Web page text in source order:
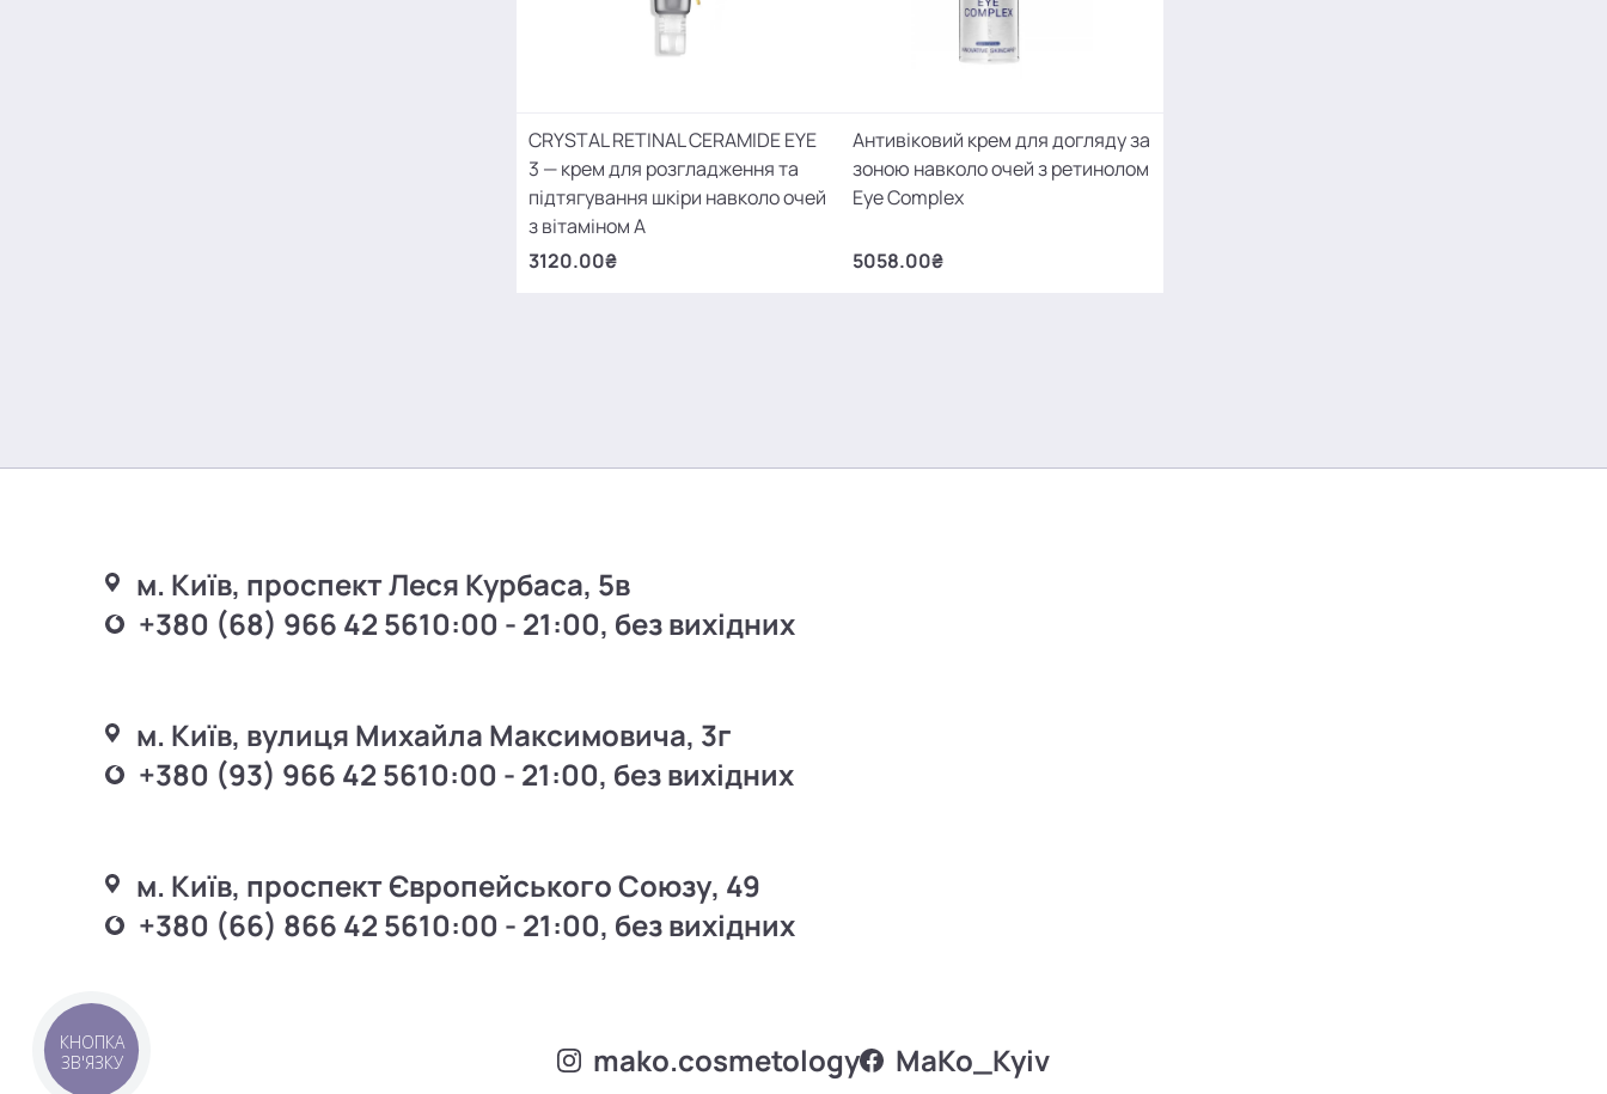
CRYSTAL RETINAL CERAMIDE EYE
3 — крем для розгладження та
підтягування шкіри навколо очей
з вітаміном А
3120.00₴
Антивіковий крем для догляду за
зоною навколо очей з ретинолом
Eye Complex
5058.00₴
м. Київ, проспект Леся Курбаса, 5в
+380 (68) 966 42 5610:00 - 21:00, без вихідних
м. Київ, вулиця Михайла Максимовича, 3г
+380 (93) 966 42 5610:00 - 21:00, без вихідних
м. Київ, проспект Європейського Союзу, 49
+380 (66) 866 42 5610:00 - 21:00, без вихідних
mako.cosmetology MаKo_Kyiv
КНОПКА
ЗВ'ЯЗКУ